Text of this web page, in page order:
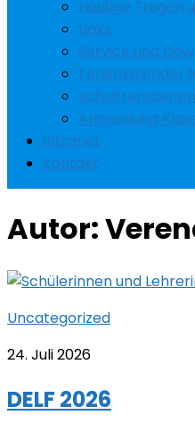
Häufige Fragen
Links
Service und
Ferienkalender
Anmeldung
Intranet
Kontakt
Autor:
Uncategorized
24. Juli 2026
DELF 2026